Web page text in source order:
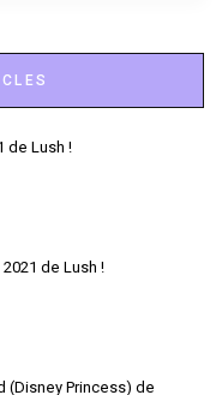
de Lush !
de Lush !
(Disney Princess) de